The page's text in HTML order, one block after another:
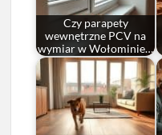
Czy parapety
wewnętrzne PCV na
wymiar w Wołominie…